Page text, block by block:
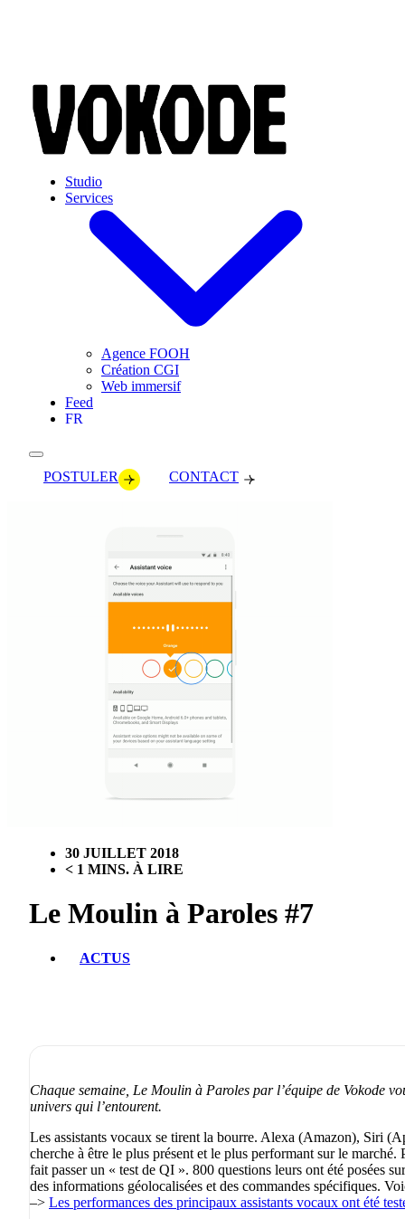
Studio
Services
Agence FOOH
Création CGI
Web immersif
Feed
FR
POSTULER CONTACT
30 JUILLET 2018
< 1 MINS. À LIRE
Le Moulin à Paroles #7
ACTUS
Chaque semaine, Le Moulin à Paroles par l’équipe de Vokode
univers qui l’entourent.
Les assistants vocaux se tirent la bourre. Alexa (Amazon), Siri
cherche à être le plus présent et le plus performant sur le
fait passer un « test de QI ». 800 questions leurs ont été posées
des informations géolocalisées et des commandes spécifiques.
–> Les performances des principaux assistants vocaux ont été